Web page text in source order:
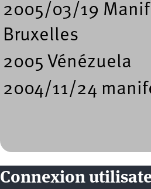
2005/03/19
Bruxelles
2005 Vénézuela
2004/11/24
Connexion